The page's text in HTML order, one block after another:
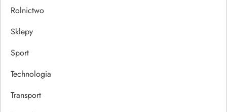
Rolnictwo
Sklepy
Sport
Technologia
Transport